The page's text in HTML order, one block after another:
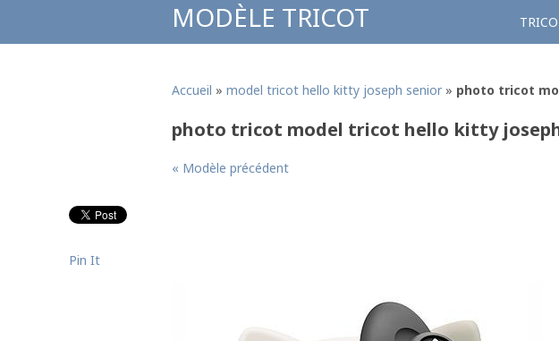
MODÈLE TRICOT
Accueil » model tricot hello kitty joseph senior » photo tricot
photo tricot model tricot hello kitty
« Modèle précédent
Pin It